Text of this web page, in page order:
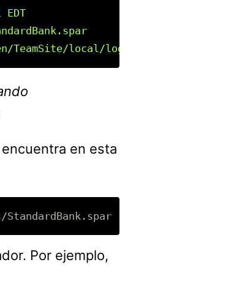
en esta
/usr/Interwoven/TeamSite/install/exported_spars/StandardBank.spar
Por ejemplo,